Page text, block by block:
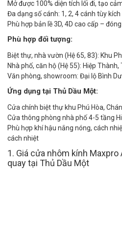
Mở được 100% diện tích lối đi, tạo
Đa dạng số cánh: 1, 2, 4 cánh tùy
Phù hợp bản lề 3D, 4D cao cấp –
Phù hợp đối tượng:
Biệt thự, nhà vườn (Hệ 65, 83): Khu
Nhà phố, căn hộ (Hệ 55): Hiệp Thành,
Văn phòng, showroom: Đại lộ Bình
Ứng dụng tại Thủ Dầu Một:
Cửa chính biệt thự khu Phú Hòa,
Cửa thông phòng nhà phố 4-5 tầng
Phù hợp khí hậu nắng nóng, cách
cách nhiệt
1. Giá cửa nhôm kính
quay tại Thủ Dầu Một